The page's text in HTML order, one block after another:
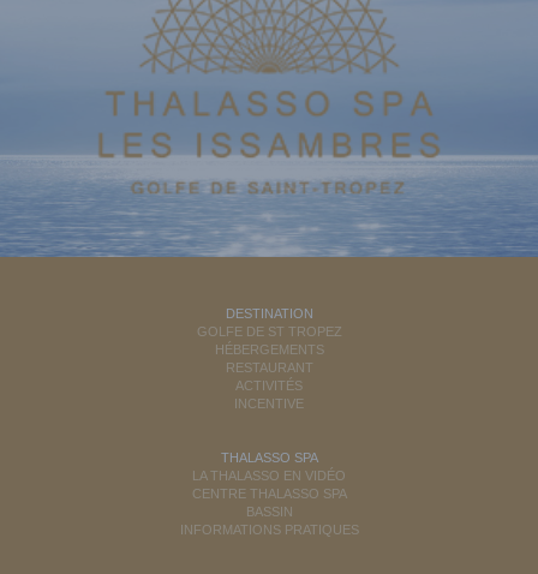
DESTINATION
GOLFE DE ST TROPEZ
HÉBERGEMENTS
RESTAURANT
ACTIVITÉS
INCENTIVE
THALASSO SPA
LA THALASSO EN VIDÉO
CENTRE THALASSO SPA
BASSIN
INFORMATIONS PRATIQUES